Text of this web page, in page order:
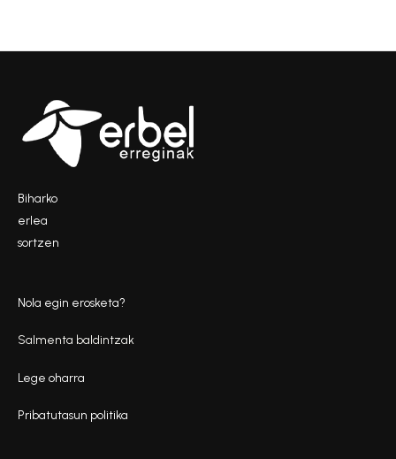
Biharko
erlea
sortzen
Nola egin erosketa?
Salmenta baldintzak
Lege oharra
Pribatutasun politika